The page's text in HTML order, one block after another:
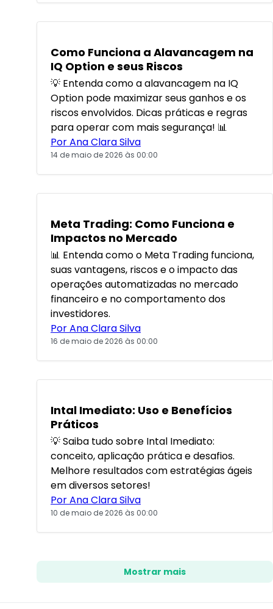
Como Funciona a Alavancagem na
IQ Option e seus Riscos
💡 Entenda como a alavancagem na IQ
Option pode maximizar seus ganhos e os
riscos envolvidos. Dicas práticas e regras
para operar com mais segurança! 📊
Por Ana Clara Silva
14 de maio de 2026 às 00:00
POPULARES
Meta Trading: Como Funciona e
Impactos no Mercado
📊 Entenda como o Meta Trading funciona,
suas vantagens, riscos e o impacto das
operações automatizadas no mercado
financeiro e no comportamento dos
investidores.
Por Ana Clara Silva
16 de maio de 2026 às 00:00
POPULARES
Intal Imediato: Uso e Benefícios
Práticos
💡 Saiba tudo sobre Intal Imediato:
conceito, aplicação prática e desafios.
Melhore resultados com estratégias ágeis
em diversos setores!
Por Ana Clara Silva
10 de maio de 2026 às 00:00
Mostrar mais